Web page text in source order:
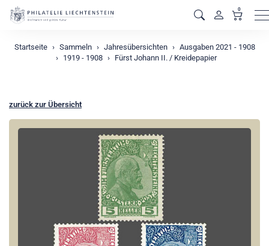
0
Startseite Sammeln Jahresübersichten
Ausgaben 2021 - 1908
1919 - 1908
Fürst Johann II. / Kreidepapier
zurück zur Übersicht